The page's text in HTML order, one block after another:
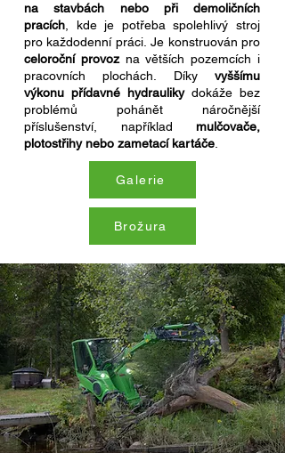
na stavbách nebo při demoličních
pracích , kde je potřeba spolehlivý stroj
pro každodenní práci. Je konstruován pro
celoroční provozna větších pozemcích i
pracovních plochách. Díky vyššímu
výkonu přídavné hydraulikydokáže bez
problémů pohánět náročnější
příslušenství, například mulčovače,
plotostřihy nebo zametací kartáče
Galerie
Brožura